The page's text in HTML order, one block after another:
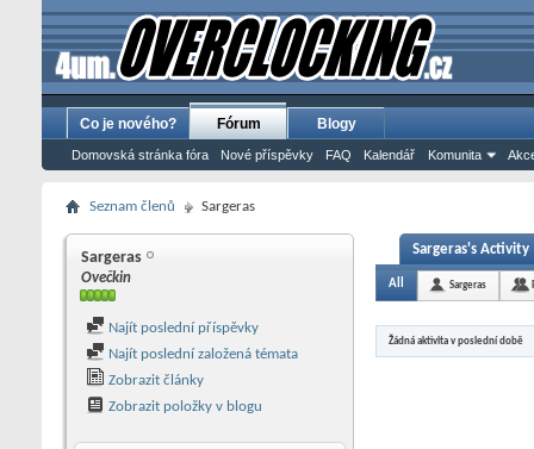
Co je nového? Fórum
Domovská stránka fóra Nové příspěvky FAQ Kalendář Komunita
Blogy
Seznam členů Sargeras
Sargeras
Ovečkin
Najít poslední příspěvky
Najít poslední založená témata
Zobrazit články
Zobrazit položky v blogu
Sargeras's Activity
All Sargeras
Žádná aktivita v poslední době